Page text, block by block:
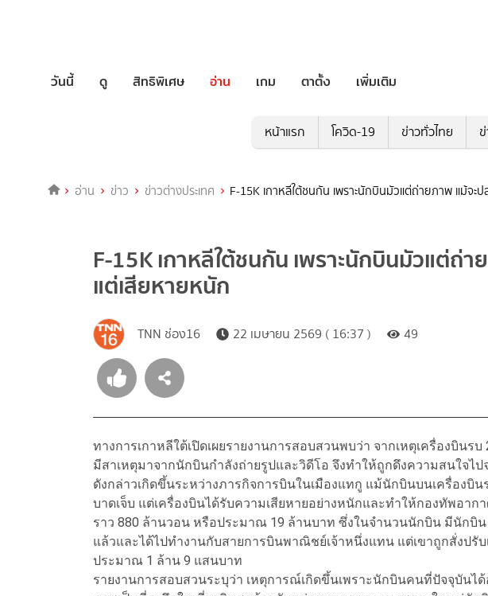
วันนี้ ดู สิทธิพิเศษ อ่าน เกม ตาตั้ง เพิ่มเติม
หน้าแรก โควิด-19 ข่าวทั่วไทย
อ่าน ข่าว ข่าวต่างประเทศ F-15K เกาหลีใต้ชนกัน เพราะนักบินมัวแต่ถ่ายภาพ แม้จะ
F-15K เกาหลีใต้ชนกัน เพราะนักบินมัวแต่ถ่
แต่เสียหายหนัก
TNN ช่อง16 22 เมษายน 2569 ( 16:37 ) 49
ทางการเกาหลีใต้เปิดเผยรายงานการสอบสวนพบว่า จากเหตุเครื่องบินร
มีสาเหตุมาจากนักบินกำลังถ่ายรูปและวิดีโอ จึงทำให้ถูกดึงความสนใจไป
ดังกล่าวเกิดขึ้นระหว่างภารกิจการบินในเมืองแทกู แม้นักบินบนเครื่องบิน
บาดเจ็บ แต่เครื่องบินได้รับความเสียหายอย่างหนักและทำให้กองทัพอาก
ราว 880 ล้านวอน หรือประมาณ 19 ล้านบาท ซึ่งในจำนวนนักบิน มีนักบิ
แล้วและได้ไปทำงานกับสายการบินพาณิชย์เจ้าหนึ่งแทน แต่เขาถูกสั่งปรั
ประมาณ 1 ล้าน 9 แสนบาท
รายงานการสอบสวนระบุว่า เหตุการณ์เกิดขึ้นเพราะนักบินคนที่ปัจจุบันไ